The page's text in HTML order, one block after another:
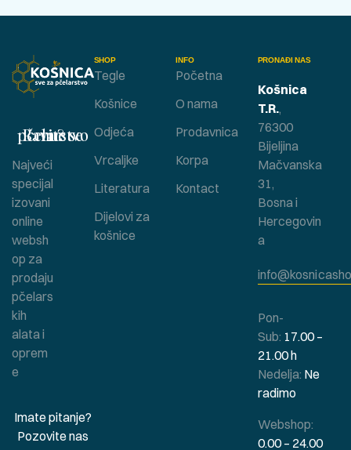
SHOP
Tegle
Košnice
Odjeća
Vrcaljke
Literatura
Dijelovi za
košnice
INFO
Početna
O nama
Prodavnica
Korpa
Kontact
Bavite se pčelarstvom ?
Najveći
specijal
izovani
online
websh
op za
prodaju
pčelars
kih
alata i
oprem
e
Imate pitanje?
Pozovite nas
PRONAĐI NAS
Košnica
T.R.,
76300
Bijeljina
Mačvanska
31,
Bosna i
Hercegovin
a
Pon-
Sub: 17.00 –
21.00 h
Nedelja: Ne
radimo
Webshop:
0.00 – 24.00